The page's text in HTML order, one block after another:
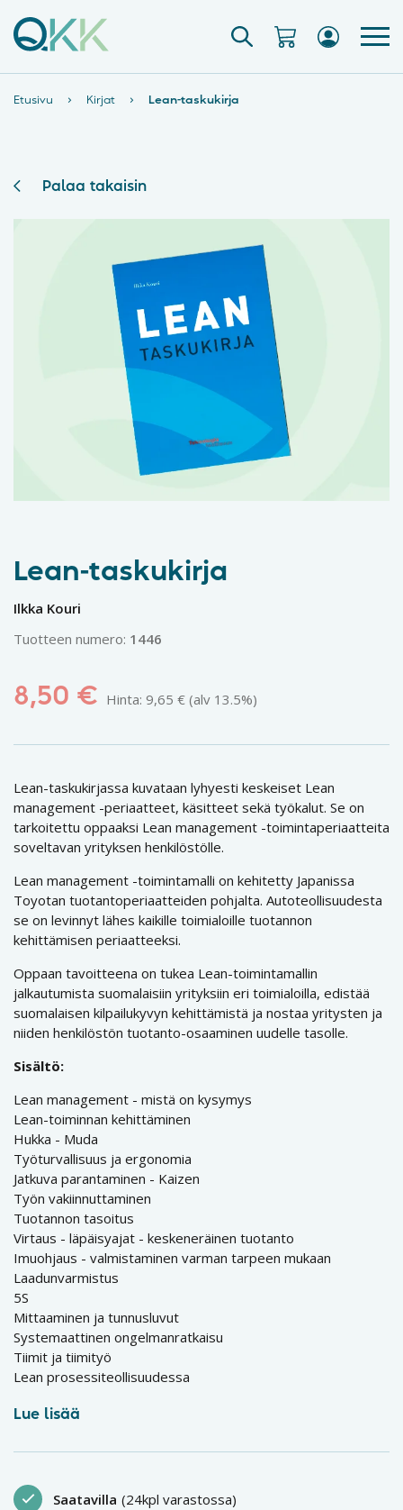
Etusivu › Kirjat › Lean-taskukirja
Palaa takaisin
Lean-taskukirja
Ilkka Kouri
Tuotteen numero: 1446
8,50 € Hinta: 9,65 € (alv 13.5%)
Lean-taskukirjassa kuvataan lyhyesti keskeiset Lean
management -periaatteet, käsitteet sekä työkalut. Se on
tarkoitettu oppaaksi Lean management -toimintaperiaatteita
soveltavan yrityksen henkilöstölle.
Lean management -toimintamalli on kehitetty Japanissa
Toyotan tuotantoperiaatteiden pohjalta. Autoteollisuudesta
se on levinnyt lähes kaikille toimialoille tuotannon
kehittämisen periaatteeksi.
Oppaan tavoitteena on tukea Lean-toimintamallin
jalkautumista suomalaisiin yrityksiin eri toimialoilla, edistää
suomalaisen kilpailukyvyn kehittämistä ja nostaa yritysten ja
niiden henkilöstön tuotanto-osaaminen uudelle tasolle.
Sisältö:
Lean management - mistä on kysymys
Lean-toiminnan kehittäminen
Hukka - Muda
Työturvallisuus ja ergonomia
Jatkuva parantaminen - Kaizen
Työn vakiinnuttaminen
Tuotannon tasoitus
Virtaus - läpäisyajat - keskeneräinen tuotanto
Imuohjaus - valmistaminen varman tarpeen mukaan
Laadunvarmistus
5S
Mittaaminen ja tunnusluvut
Systemaattinen ongelmanratkaisu
Tiimit ja tiimityö
Lean prosessiteollisuudessa
Lue lisää
Saatavilla (24kpl varastossa)